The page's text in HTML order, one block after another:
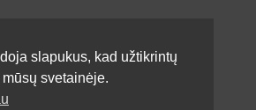
slapukus, kad užtikrintų
svetainėje.